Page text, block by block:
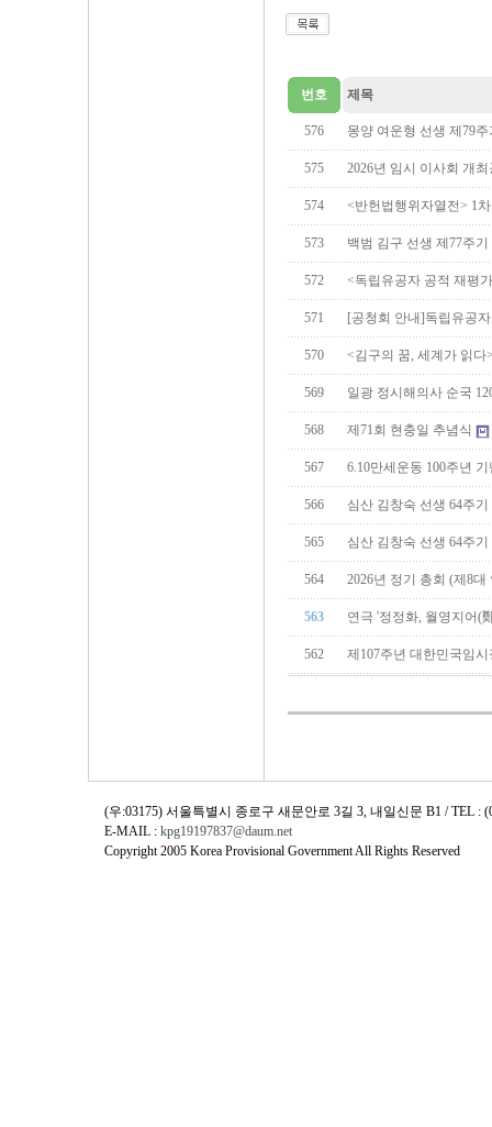
번호 제목
576 몽양 여운형 선생 제79
575 2026년 임시 이사회 개최
574 <반헌법행위자열전> 1
573 백범 김구 선생 제77주
572 <독립유공자 공적 재평
571 [공청회 안내]독립유공
570 <김구의 꿈, 세계가 읽
569 일광 정시해의사 순국
568 제71회 현충일 추념식
567 6.10만세운동 100주년
566 심산 김창숙 선생 64주
565 심산 김창숙 선생 64주
564 2026년 정기 총회 (제8
563 연극 '정정화, 월영지어(
562 제107주년 대한민국임
(우:03175) 서울특별시 종로구 새문안로 3길 3, 내일신문 B1 / TEL :
E-MAIL : kpg19197837@daum.net
Copyright 2005 Korea Provisional Government All Rights Reserved